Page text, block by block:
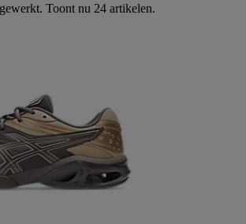
Toont nu 24 artikelen.